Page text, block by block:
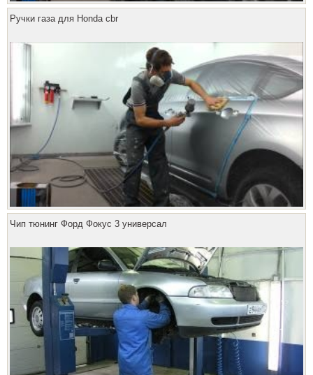
Ручки газа для Honda cbr
Чип тюнинг Форд Фокус 3 универсал